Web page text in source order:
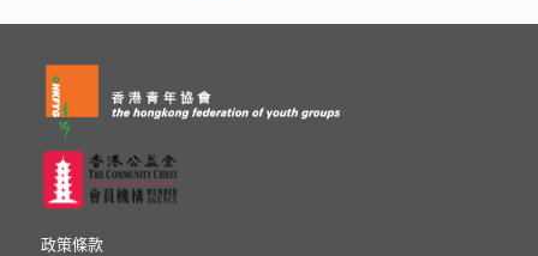
政策條款